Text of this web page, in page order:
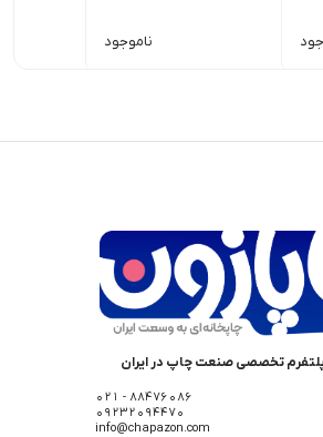
ناموجود
تخصصی صنعت چاپ در ایران
88476086 - 021
09232094470
info@chapazon.com